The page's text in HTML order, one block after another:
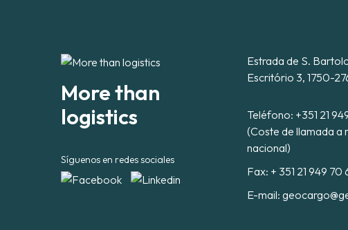
More than
logistics
Síguenos en redes sociales
Estrada de S.
Escritório 3, 1750-
Teléfono: +351 21
(Coste de llamada a
nacional)
Fax: + 351 21 949 70
E-mail: